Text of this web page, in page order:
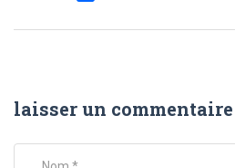
laisser un commentaire